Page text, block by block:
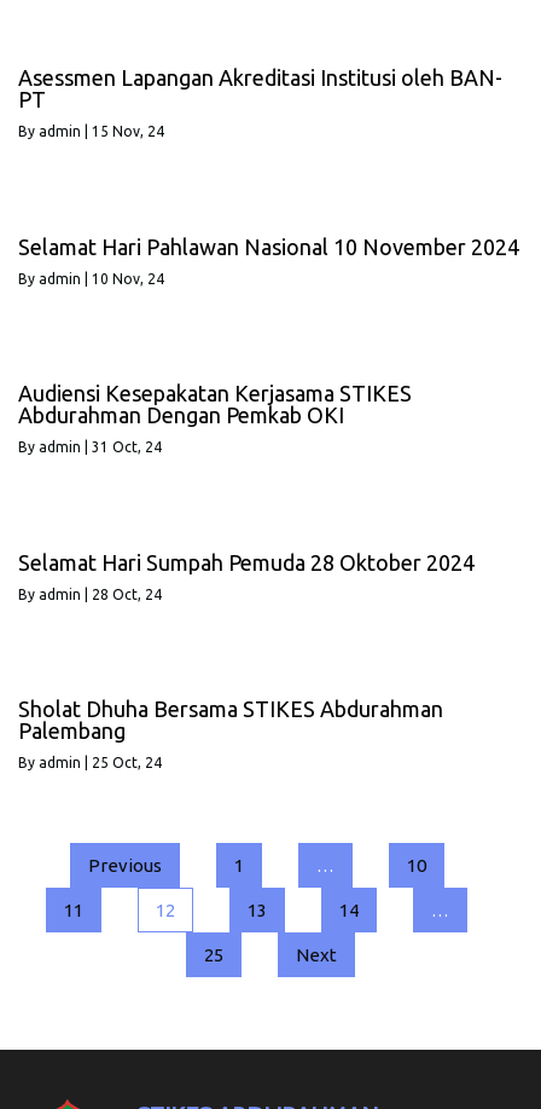
Asessmen Lapangan Akreditasi Institusi oleh BAN-
PT
By admin 15 Nov, 24
Selamat Hari Pahlawan Nasional 10 November 2024
By admin 10 Nov, 24
Audiensi Kesepakatan Kerjasama STIKES
Abdurahman Dengan Pemkab OKI
By admin 31 Oct, 24
Selamat Hari Sumpah Pemuda 28 Oktober 2024
By admin 28 Oct, 24
Sholat Dhuha Bersama STIKES Abdurahman
Palembang
By admin 25 Oct, 24
Previous 1 … 10
11 12 13 14 …
25 Next